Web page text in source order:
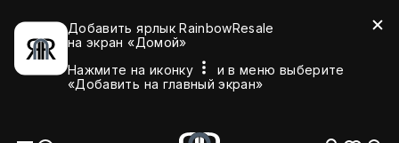
Добавить ярлык RainbowResale
на экран «Домой»
Нажмите на иконку
и в меню выберите
«Добавить на главный экран»